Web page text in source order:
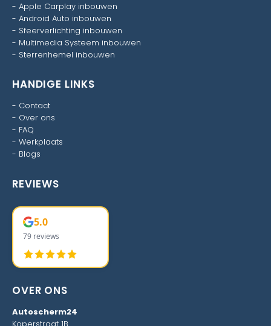
- Apple Carplay inbouwen
- Android Auto inbouwen
- Sfeerverlichting inbouwen
- Multimedia Systeem inbouwen
- Sterrenhemel inbouwen
HANDIGE LINKS
- Contact
- Over ons
- FAQ
- Werkplaats
- Blogs
REVIEWS
5.0
79 reviews
OVER ONS
Autoscherm24